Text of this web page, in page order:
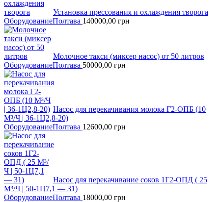
Установка прессования и охлаждения творога
ОборудованиеПолтава 140000,00 грн
Молочное такси (миксер насос) от 50 литров
ОборудованиеПолтава 50000,00 грн
Насос для перекачивания молока Г2-ОПБ (10
М³/Ч | 36-1Ц2,8-20)
ОборудованиеПолтава 12600,00 грн
Насос для перекачивание соков 1Г2-ОПД ( 25
М³/Ч | 50-1Ц7,1 — 31)
ОборудованиеПолтава 18000,00 грн